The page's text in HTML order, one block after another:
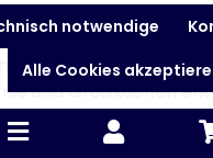
,Gemüsetöpfen,
in Profi-
für den intensiven
und Großküchen
Topf kaufen
notwendige
Alle Cookies